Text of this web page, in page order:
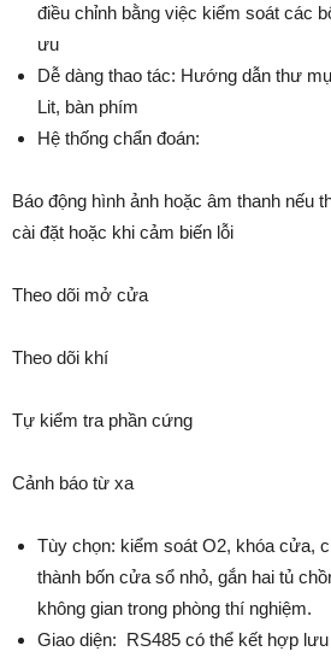
điều chỉnh bằng việc kiểm soát các
ưu
Dễ dàng thao tác: Hướng dẫn thư
Lit, bàn phím
Hệ thống chẩn đoán:
Báo động hình ảnh hoặc âm thanh nếu
cài đặt hoặc khi cảm biến lỗi
Theo dõi mở cửa
Theo dõi khí
Tự kiểm tra phần cứng
Cảnh báo từ xa
Tùy chọn: kiểm soát O2, khóa cửa,
thành bốn cửa sổ nhỏ, gắn hai tủ
không gian trong phòng thí nghiệm.
Giao diện: RS485 có thể kết hợp